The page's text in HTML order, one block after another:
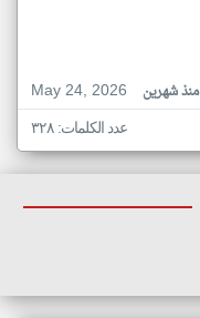
May 24, 2026
منذ شهرين
عدد الكلمات: ٣٢٨